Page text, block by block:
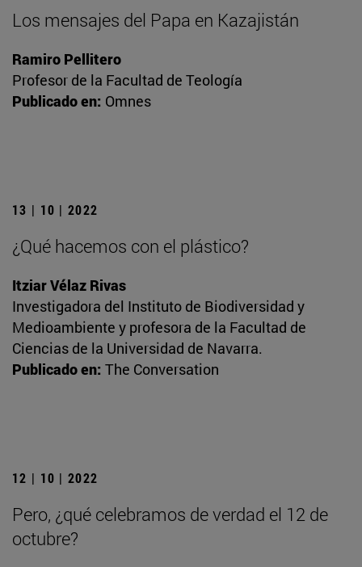
Los mensajes del Papa en Kazajistán
Ramiro Pellitero
Profesor de la Facultad de Teología
Publicado en: Omnes
13 | 10 | 2022
¿Qué hacemos con el plástico?
Itziar Vélaz Rivas
Investigadora del Instituto de Biodiversidad y
Medioambiente y profesora de la Facultad de
Ciencias de la Universidad de Navarra.
Publicado en: The Conversation
12 | 10 | 2022
Pero, ¿qué celebramos de verdad el 12 de
octubre?